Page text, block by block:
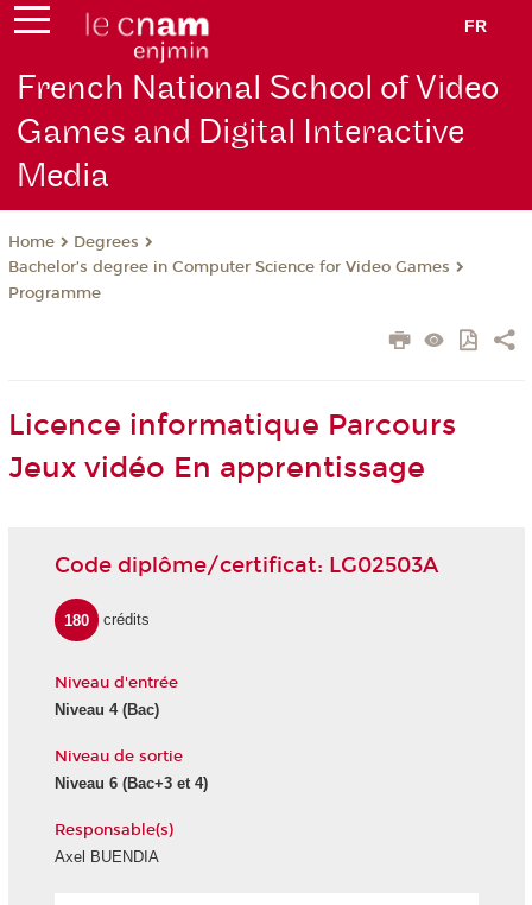
FR
French National School of Video
Games and Digital Interactive
Media
Home
Degrees
Bachelor’s degree in Computer Science for Video Games
Programme
Licence informatique Parcours
Jeux vidéo En apprentissage
Code diplôme/certificat: LG02503A
180 crédits
Niveau d'entrée
Niveau 4 (Bac)
Niveau de sortie
Niveau 6 (Bac+3 et 4)
Responsable(s)
Axel BUENDIA